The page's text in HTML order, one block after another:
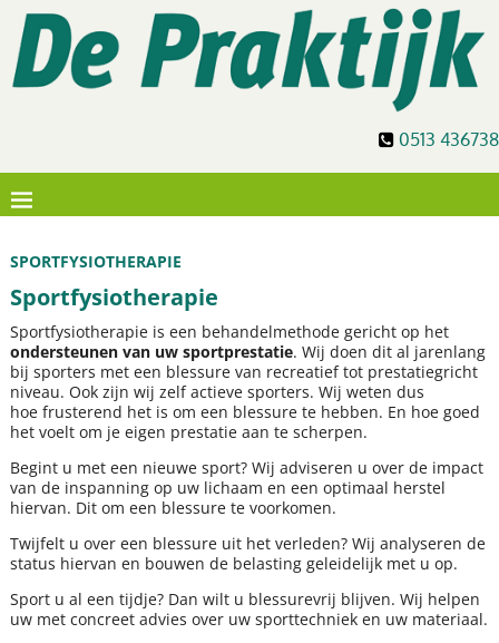
0513 436738
SPORTFYSIOTHERAPIE
Sportfysiotherapie
Sportfysiotherapie is een behandelmethode gericht op het
ondersteunen van uw sportprestatie. Wij doen dit al jarenlang
bij sporters met een blessure van recreatief tot prestatiegricht
niveau. Ook zijn wij zelf actieve sporters. Wij weten dus
hoe frusterend het is om een blessure te hebben. En hoe goed
het voelt om je eigen prestatie aan te scherpen.
Begint u met een nieuwe sport? Wij adviseren u over de impact
van de inspanning op uw lichaam en een optimaal herstel
hiervan. Dit om een blessure te voorkomen.
Twijfelt u over een blessure uit het verleden? Wij analyseren de
status hiervan en bouwen de belasting geleidelijk met u op.
Sport u al een tijdje? Dan wilt u blessurevrij blijven. Wij helpen
uw met concreet advies over uw sporttechniek en uw materiaal.